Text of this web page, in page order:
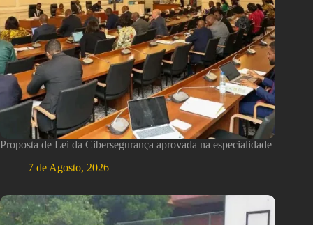
Proposta de Lei da Cibersegurança aprovada na especialidade
7 de Agosto, 2026